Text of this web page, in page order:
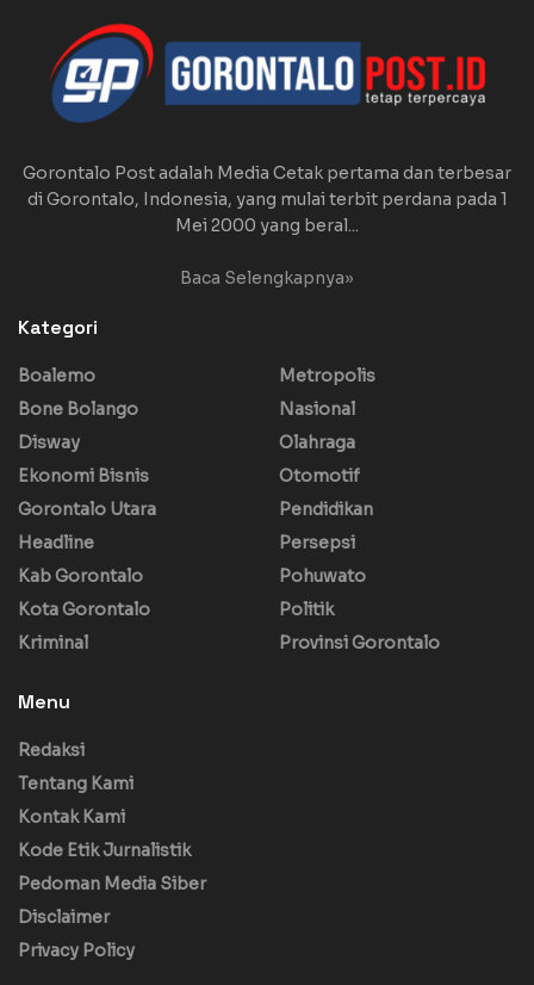
Gorontalo Post adalah Media Cetak pertama dan terbesar
di Gorontalo, Indonesia, yang mulai terbit perdana pada 1
Mei 2000 yang beral...
Baca Selengkapnya»
Kategori
Boalemo
Bone Bolango
Disway
Ekonomi Bisnis
Gorontalo Utara
Headline
Kab Gorontalo
Kota Gorontalo
Kriminal
Metropolis
Nasional
Olahraga
Otomotif
Pendidikan
Persepsi
Pohuwato
Politik
Provinsi Gorontalo
Menu
Redaksi
Tentang Kami
Kontak Kami
Kode Etik Jurnalistik
Pedoman Media Siber
Disclaimer
Privacy Policy